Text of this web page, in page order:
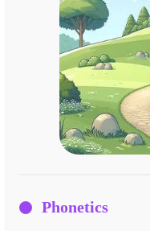
Phonetics